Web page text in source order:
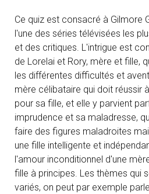
Ce quiz est consacré à Gilmore
l'une des séries télévisées les
et des critiques. L'intrigue est
de Lorelai et Rory, mère et fille,
les différentes difficultés et
mère célibataire qui doit réussir
pour sa fille, et elle y parvient
imprudence et sa maladresse,
faire des figures maladroites
une fille intelligente et
l'amour inconditionnel d'une
fille à principes. Les thèmes qui
variés, on peut par exemple